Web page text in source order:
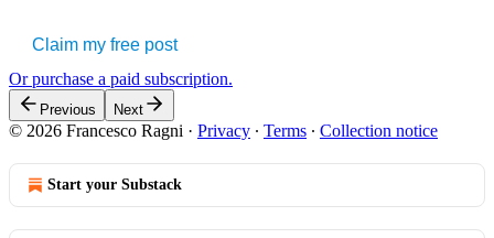
Claim my free post
Or purchase a paid subscription.
Previous Next
© 2026 Francesco Ragni · Privacy ∙ Terms ∙ Collection notice
Start your Substack